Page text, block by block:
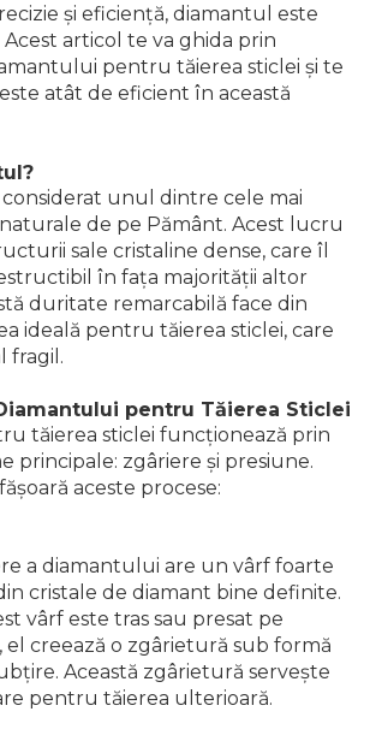
și eficiență, diamantul este
articol te va ghida prin
pentru tăierea sticlei și te
atât de eficient în această
unul dintre cele mai
de pe Pământ. Acest lucru
sale cristaline dense, care îl
în fața majorității altor
duritate remarcabilă face din
ideală pentru tăierea sticlei, care
fragil.
pentru Tăierea Sticlei
tăierea sticlei funcționează prin
principale: zgâriere și presiune.
aceste procese:
a diamantului are un vârf foarte
cristale de diamant bine definite.
vârf este tras sau presat pe
el creează o zgârietură sub formă
Această zgârietură servește
pentru tăierea ulterioară.